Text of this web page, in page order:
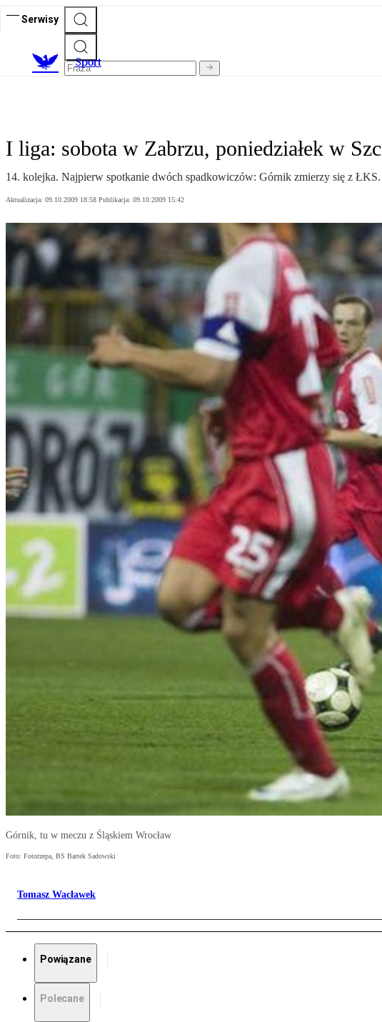
Serwisy
Sport
I liga: sobota w Zabrzu, poniedziałek w
14. kolejka. Najpierw spotkanie dwóch spadkowiczów: Górnik zmierzy się z
Aktualizacja: 09.10.2009 18:58 Publikacja: 09.10.2009 15:42
Górnik, tu w meczu z Śląskiem Wrocław
Foto: Fotorzepa, BS Bartek Sadowski
Tomasz Wacławek
Powiązane
Polecane